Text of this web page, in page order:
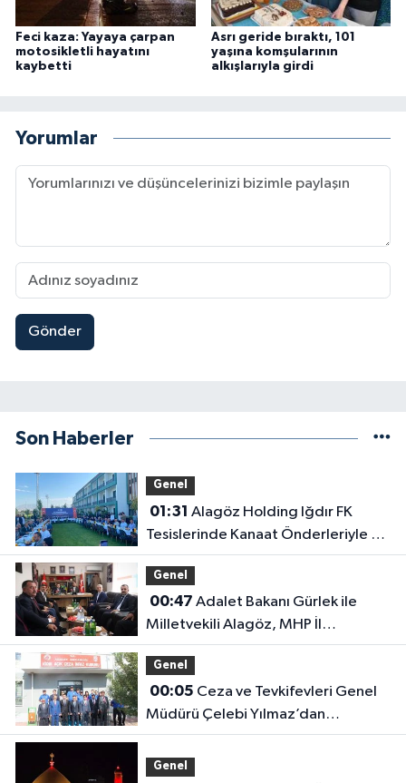
Feci kaza: Yayaya çarpan
motosikletli hayatını
kaybetti
Asrı geride bıraktı, 101
yaşına komşularının
alkışlarıyla girdi
Yorumlar
Gönder
Son Haberler
Genel
01:31
Tesislerinde Kanaat Önderleriyle Bir
Araya Geldiler
Genel
00:47
Milletvekili Alagöz, MHP İl
Başkanlığını Ziyaret Etti
Genel
00:05
Müdürü Çelebi Yılmaz’dan
Iğdır’daki Kurumlara Ziyaret ve
Üretim İncelemesi
Genel